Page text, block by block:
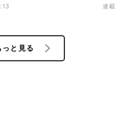
連載
と見る